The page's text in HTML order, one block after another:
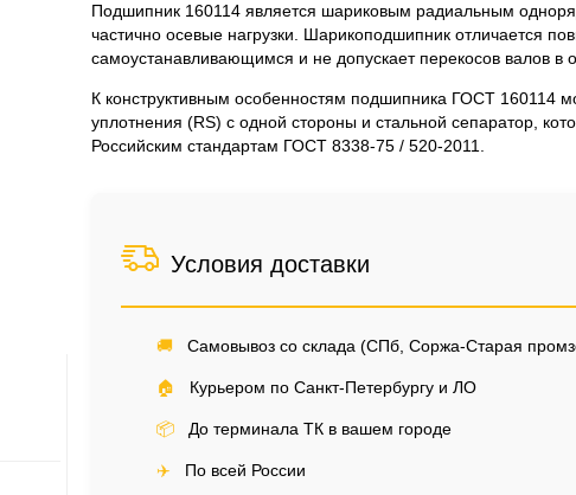
Подшипник 160114 является шариковым радиальным
частично осевые нагрузки. Шарикоподшипник отличается
самоустанавливающимся и не допускает перекосов валов в
К конструктивным особенностям подшипника ГОСТ 160114
уплотнения (RS) с одной стороны и стальной сепаратор,
Российским стандартам ГОСТ 8338-75 / 520-2011.
Условия доставки
🚚 Самовывоз со склада (СПб, Соржа-Старая
🏠 Курьером по Санкт-Петербургу и ЛО
📦 До терминала ТК в вашем городе
✈️ По всей России